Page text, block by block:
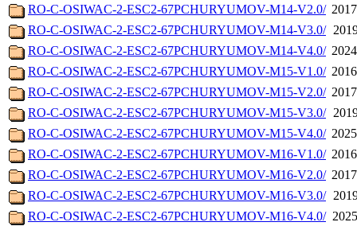
RO-C-OSIWAC-2-ESC2-67PCHURYUMOV-M14-V2.0/
RO-C-OSIWAC-2-ESC2-67PCHURYUMOV-M14-V3.0/
RO-C-OSIWAC-2-ESC2-67PCHURYUMOV-M14-V4.0/
RO-C-OSIWAC-2-ESC2-67PCHURYUMOV-M15-V1.0/
RO-C-OSIWAC-2-ESC2-67PCHURYUMOV-M15-V2.0/
RO-C-OSIWAC-2-ESC2-67PCHURYUMOV-M15-V3.0/
RO-C-OSIWAC-2-ESC2-67PCHURYUMOV-M15-V4.0/
RO-C-OSIWAC-2-ESC2-67PCHURYUMOV-M16-V1.0/
RO-C-OSIWAC-2-ESC2-67PCHURYUMOV-M16-V2.0/
RO-C-OSIWAC-2-ESC2-67PCHURYUMOV-M16-V3.0/
RO-C-OSIWAC-2-ESC2-67PCHURYUMOV-M16-V4.0/